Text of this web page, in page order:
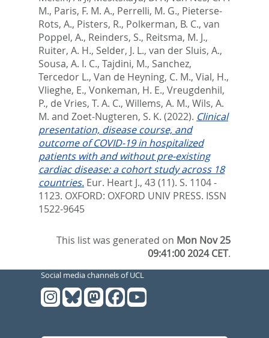
M., Paris, F. M. A., Perrelli, M. G., Pieterse-
Rots, A., Pisters, R., Polkerman, B. C., van
Poppel, A., Reinders, S., Reitsma, M. J.,
Ruiter, A. H., Selder, J. L., van der Sluis, A.,
Sousa, A. I. C., Tajdini, M., Sanchez,
Tercedor L., Van de Heyning, C. M., Vial, H.,
Vlieghe, E., Vonkeman, H. E., Vreugdenhil,
P., de Vries, T. A. C., Willems, A. M., Wils, A.
M. and Zoet-Nugteren, S. K. (2022). Clinical
presentation, disease course, and
outcome of COVID-19 in hospitalized
patients with and without pre-existing
cardiac disease: a cohort study across 18
countries. Eur. Heart J., 43 (11). S. 1104 -
1123. OXFORD: OXFORD UNIV PRESS. ISSN
1522-9645
This list was generated on Mon Nov 25
09:41:00 2024 CET.
Social media channels of UCL